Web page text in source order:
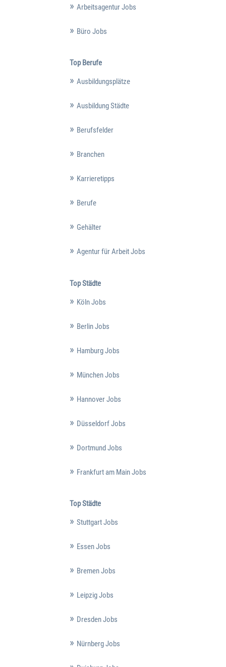
Arbeitsagentur Jobs
Büro Jobs
Top Berufe
Ausbildungsplätze
Ausbildung Städte
Berufsfelder
Branchen
Karrieretipps
Berufe
Gehälter
Agentur für Arbeit Jobs
Top Städte
Köln Jobs
Berlin Jobs
Hamburg Jobs
München Jobs
Hannover Jobs
Düsseldorf Jobs
Dortmund Jobs
Frankfurt am Main Jobs
Top Städte
Stuttgart Jobs
Essen Jobs
Bremen Jobs
Leipzig Jobs
Dresden Jobs
Nürnberg Jobs